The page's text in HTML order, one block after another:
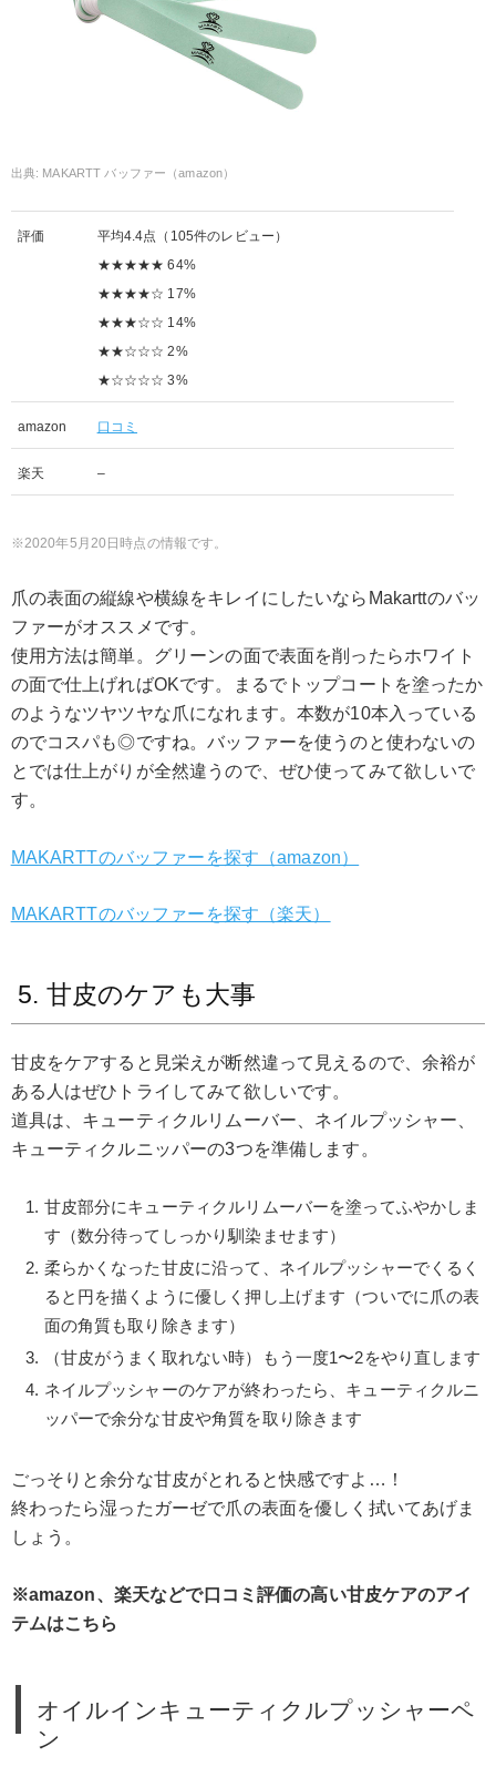
MAKARTT バッファー（amazon）
評価
平均4.4点（105件のレビュー）
★★★★★ 64%
★★★★☆ 17%
★★★☆☆ 14%
★★☆☆☆ 2%
★☆☆☆☆ 3%
amazon 口コミ
楽天 –
2020年5月20日時点の情報です。
爪の表面の縦線や横線をキレイにしたいならMakarttのバッ
ファーがオススメです。
使用方法は簡単。グリーンの面で表面を削ったらホワイト
の面で仕上げればOKです。まるでトップコートを塗ったか
のようなツヤツヤな爪になれます。本数が10本入っている
のでコスパも◎ですね。バッファーを使うのと使わないの
とでは仕上がりが全然違うので、ぜひ使ってみて欲しいで
す。
MAKARTTのバッファーを探す（amazon）
MAKARTTのバッファーを探す（楽天）
5. 甘皮のケアも大事
甘皮をケアすると見栄えが断然違って見えるので、余裕が
ある人はぜひトライしてみて欲しいです。
道具は、キューティクルリムーバー、ネイルプッシャー、
キューティクルニッパーの3つを準備します。
甘皮部分にキューティクルリムーバーを塗ってふやかしま
す（数分待ってしっかり馴染ませます）
柔らかくなった甘皮に沿って、ネイルプッシャーでくるく
ると円を描くように優しく押し上げます（ついでに爪の表
面の角質も取り除きます）
（甘皮がうまく取れない時）もう一度1〜2をやり直します
ネイルプッシャーのケアが終わったら、キューティクルニ
ッパーで余分な甘皮や角質を取り除きます
ごっそりと余分な甘皮がとれると快感ですよ…！
終わったら湿ったガーゼで爪の表面を優しく拭いてあげま
しょう。
※amazon、楽天などで口コミ評価の高い甘皮ケアのアイ
テムはこちら
オイルインキューティクルプッシャーペ
ン